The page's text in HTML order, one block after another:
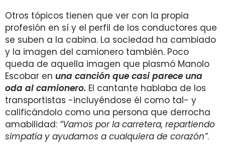
Otros tópicos tienen que ver con la propia
profesión en sí y el perfil de los conductores que
se suben a la cabina. La sociedad ha cambiado
y la imagen del camionero también. Poco
queda de aquella imagen que plasmó Manolo
Escobar en una canción que casi parece una
oda al camionero. El cantante hablaba de los
transportistas -incluyéndose él como tal- y
calificándolo como una persona que derrocha
amabilidad: “Vamos por la carretera, repartiendo
simpatía y ayudamos a cualquiera de corazón”.